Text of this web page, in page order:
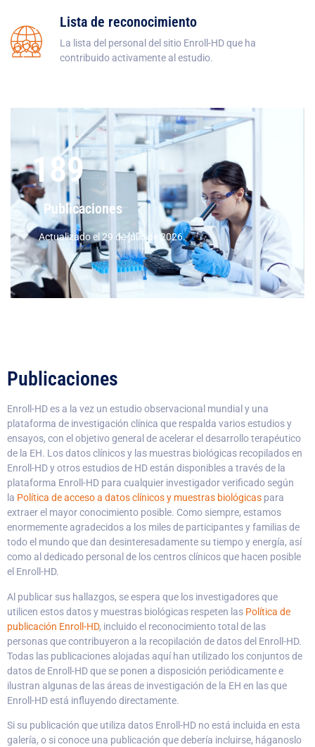
Lista de reconocimiento
La lista del personal del sitio Enroll-HD que ha
contribuido activamente al estudio.
189
Publicaciones
Actualizado el 29 de julio de 2026.
Publicaciones
Enroll-HD es a la vez un estudio observacional mundial y una
plataforma de investigación clínica que respalda varios estudios y
ensayos, con el objetivo general de acelerar el desarrollo terapéutico
de la EH. Los datos clínicos y las muestras biológicas recopilados en
Enroll-HD y otros estudios de HD están disponibles a través de la
plataforma Enroll-HD para cualquier investigador verificado según
la Política de acceso a datos clínicos y muestras biológicas para
extraer el mayor conocimiento posible. Como siempre, estamos
enormemente agradecidos a los miles de participantes y familias de
todo el mundo que dan desinteresadamente su tiempo y energía, así
como al dedicado personal de los centros clínicos que hacen posible
el Enroll-HD.
Al publicar sus hallazgos, se espera que los investigadores que
utilicen estos datos y muestras biológicas respeten las Política de
publicación Enroll-HD, incluido el reconocimiento total de las
personas que contribuyeron a la recopilación de datos del Enroll-HD.
Todas las publicaciones alojadas aquí han utilizado los conjuntos de
datos de Enroll-HD que se ponen a disposición periódicamente e
ilustran algunas de las áreas de investigación de la EH en las que
Enroll-HD está influyendo directamente.
Si su publicación que utiliza datos Enroll-HD no está incluida en esta
galería, o si conoce una publicación que debería incluirse, háganoslo